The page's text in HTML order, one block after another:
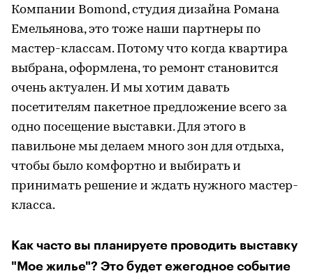
Компании Bomond, студия дизайна Романа
Емельянова, это тоже наши партнеры по
мастер-классам. Потому что когда квартира
выбрана, оформлена, то ремонт становится
очень актуален. И мы хотим давать
посетителям пакетное предложение всего за
одно посещение выставки. Для этого в
павильоне мы делаем много зон для отдыха,
чтобы было комфортно и выбирать и
принимать решение и ждать нужного мастер-
класса.
Как часто вы планируете проводить выставку
"Мое жилье"? Это будет ежегодное событие